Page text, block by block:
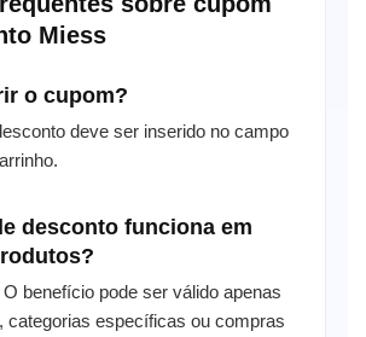
Miess
o cupom?
deve ser inserido no campo
desconto funciona em
benefício pode ser válido apenas
categorias específicas ou compras